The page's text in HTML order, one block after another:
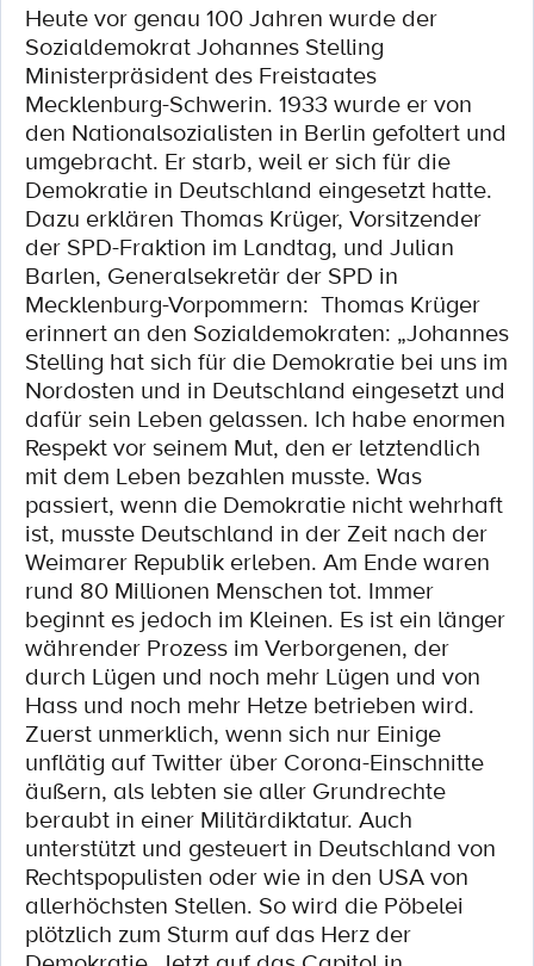
Heute vor genau 100 Jahren wurde der
Sozialdemokrat Johannes Stelling
Ministerpräsident des Freistaates
Mecklenburg-Schwerin. 1933 wurde er von
den Nationalsozialisten in Berlin gefoltert und
umgebracht. Er starb, weil er sich für die
Demokratie in Deutschland eingesetzt hatte.
Dazu erklären Thomas Krüger, Vorsitzender
der SPD-Fraktion im Landtag, und Julian
Barlen, Generalsekretär der SPD in
Mecklenburg-Vorpommern: Thomas Krüger
erinnert an den Sozialdemokraten: „Johannes
Stelling hat sich für die Demokratie bei uns im
Nordosten und in Deutschland eingesetzt und
dafür sein Leben gelassen. Ich habe enormen
Respekt vor seinem Mut, den er letztendlich
mit dem Leben bezahlen musste. Was
passiert, wenn die Demokratie nicht wehrhaft
ist, musste Deutschland in der Zeit nach der
Weimarer Republik erleben. Am Ende waren
rund 80 Millionen Menschen tot. Immer
beginnt es jedoch im Kleinen. Es ist ein länger
währender Prozess im Verborgenen, der
durch Lügen und noch mehr Lügen und von
Hass und noch mehr Hetze betrieben wird.
Zuerst unmerklich, wenn sich nur Einige
unflätig auf Twitter über Corona-Einschnitte
äußern, als lebten sie aller Grundrechte
beraubt in einer Militärdiktatur. Auch
unterstützt und gesteuert in Deutschland von
Rechtspopulisten oder wie in den USA von
allerhöchsten Stellen. So wird die Pöbelei
plötzlich zum Sturm auf das Herz der